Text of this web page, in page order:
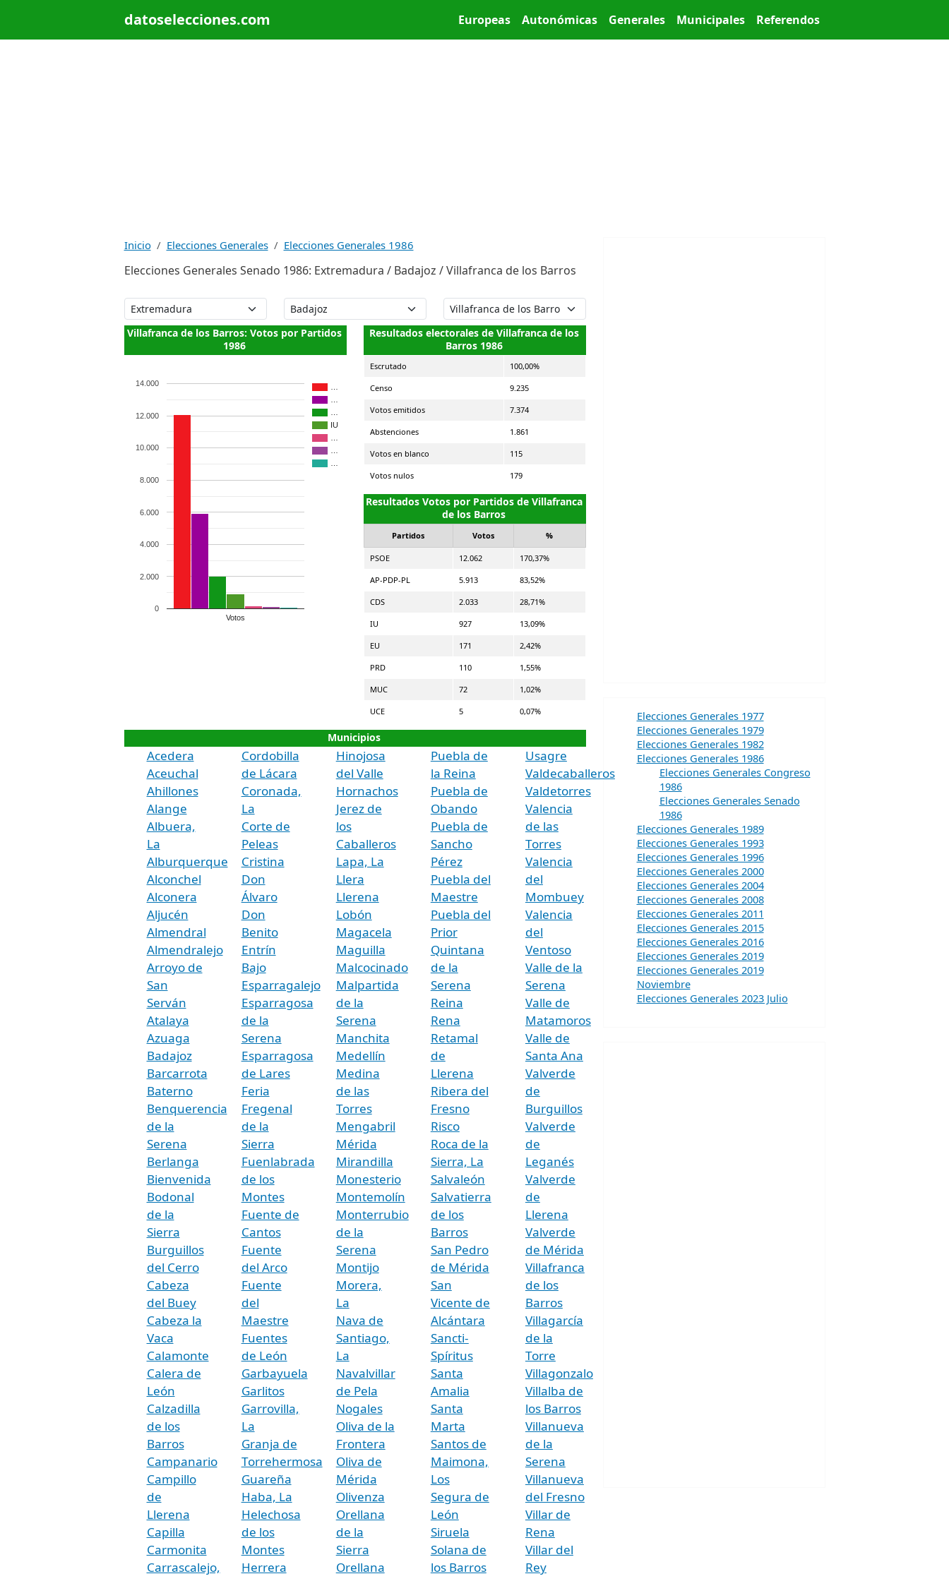
datoselecciones.com Main menu
Europeas Autonómicas Generales Municipales Referendos
Inicio Elecciones Generales Elecciones Generales 1986
Elecciones Generales Senado 1986: Extremadura / Badajoz / Villafranca de los Barros
Villafranca de los Barros: Votos por Partidos
1986
IU
Votos
0
2.000
4.000
6.000
8.000
10.000
12.000
14.000
Resultados electorales de Villafranca de los
Barros 1986
Escrutado 100,00%
Censo 9.235
Votos emitidos 7.374
Abstenciones 1.861
Votos en blanco 115
Votos nulos 179
Resultados Votos por Partidos de Villafranca
de los Barros
Partidos Votos %
PSOE 12.062 170,37%
AP-PDP-PL 5.913 83,52%
CDS 2.033 28,71%
IU 927 13,09%
EU 171 2,42%
PRD 110 1,55%
MUC 72 1,02%
UCE 5 0,07%
Municipios
Acedera
Aceuchal
Ahillones
Alange
Albuera,
La
Alburquerque
Alconchel
Alconera
Aljucén
Almendral
Almendralejo
Arroyo de
San
Serván
Atalaya
Azuaga
Badajoz
Barcarrota
Baterno
Benquerencia
de la
Serena
Berlanga
Bienvenida
Bodonal
de la
Sierra
Burguillos
del Cerro
Cabeza
del Buey
Cabeza la
Vaca
Calamonte
Calera de
León
Calzadilla
de los
Barros
Campanario
Campillo
de
Llerena
Capilla
Carmonita
Carrascalejo,
Cordobilla
de Lácara
Coronada,
La
Corte de
Peleas
Cristina
Don
Álvaro
Don
Benito
Entrín
Bajo
Esparragalejo
Esparragosa
de la
Serena
Esparragosa
de Lares
Feria
Fregenal
de la
Sierra
Fuenlabrada
de los
Montes
Fuente de
Cantos
Fuente
del Arco
Fuente
del
Maestre
Fuentes
de León
Garbayuela
Garlitos
Garrovilla,
La
Granja de
Torrehermosa
Guareña
Haba, La
Helechosa
de los
Montes
Herrera
Hinojosa
del Valle
Hornachos
Jerez de
los
Caballeros
Lapa, La
Llera
Llerena
Lobón
Magacela
Maguilla
Malcocinado
Malpartida
de la
Serena
Manchita
Medellín
Medina
de las
Torres
Mengabril
Mérida
Mirandilla
Monesterio
Montemolín
Monterrubio
de la
Serena
Montijo
Morera,
La
Nava de
Santiago,
La
Navalvillar
de Pela
Nogales
Oliva de la
Frontera
Oliva de
Mérida
Olivenza
Orellana
de la
Sierra
Orellana
Puebla de
la Reina
Puebla de
Obando
Puebla de
Sancho
Pérez
Puebla del
Maestre
Puebla del
Prior
Quintana
de la
Serena
Reina
Rena
Retamal
de
Llerena
Ribera del
Fresno
Risco
Roca de la
Sierra, La
Salvaleón
Salvatierra
de los
Barros
San Pedro
de Mérida
San
Vicente de
Alcántara
Sancti-
Spíritus
Santa
Amalia
Santa
Marta
Santos de
Maimona,
Los
Segura de
León
Siruela
Solana de
los Barros
Usagre
Valdecaballeros
Valdetorres
Valencia
de las
Torres
Valencia
del
Mombuey
Valencia
del
Ventoso
Valle de la
Serena
Valle de
Matamoros
Valle de
Santa Ana
Valverde
de
Burguillos
Valverde
de
Leganés
Valverde
de
Llerena
Valverde
de Mérida
Villafranca
de los
Barros
Villagarcía
de la
Torre
Villagonzalo
Villalba de
los Barros
Villanueva
de la
Serena
Villanueva
del Fresno
Villar de
Rena
Villar del
Rey
Elecciones Generales 1977
Elecciones Generales 1979
Elecciones Generales 1982
Elecciones Generales 1986
Elecciones Generales Congreso
1986
Elecciones Generales Senado
1986
Elecciones Generales 1989
Elecciones Generales 1993
Elecciones Generales 1996
Elecciones Generales 2000
Elecciones Generales 2004
Elecciones Generales 2008
Elecciones Generales 2011
Elecciones Generales 2015
Elecciones Generales 2016
Elecciones Generales 2019
Elecciones Generales 2019
Noviembre
Elecciones Generales 2023 Julio